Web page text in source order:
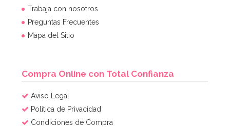
Trabaja con nosotros
Preguntas Frecuentes
Mapa del Sitio
Compra Online con Total Confianza
Aviso Legal
Política de Privacidad
Condiciones de Compra